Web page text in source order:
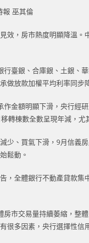
報 巫其倫
效，房市熱度明顯降溫
行臺銀、合庫銀、土銀、
做放款加權平均利率同步
作金額明顯下滑，央行經
轉棟數全數呈現年減，
少、買氣下滑，9月信義
鬆動。
，全體銀行不動產貸款
房市交易量持續萎縮，整
很多因素，央行選擇性信